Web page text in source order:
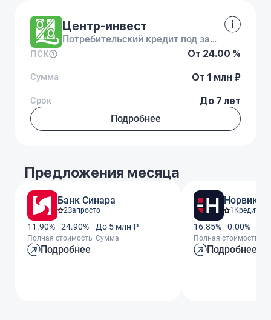
Центр-инвест
Потребительский кредит под залог
От 24.00 %
ПСК
От 1 млн ₽
Сумма
До 7 лет
Срок
Подробнее
Предложения месяца
Банк Синара
2Запросто
11.90% - 24.90%
Полная стоимость
До 5 млн ₽
Сумма
Подробнее
Норвик
1 Кредит
16.85% - 0.00%
Полная стоимость
Подробнее